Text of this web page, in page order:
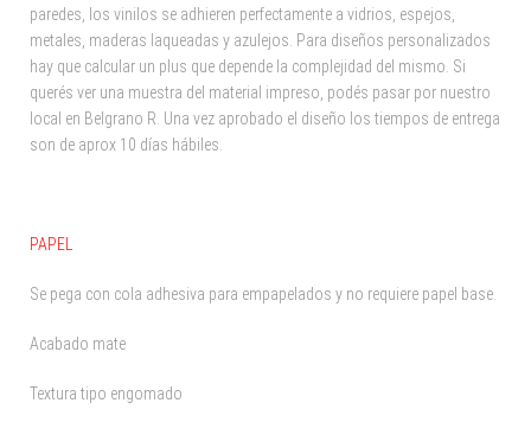
paredes, los vinilos se adhieren perfectamente a vidrios, espejos,
metales, maderas laqueadas y azulejos. Para diseños personalizados
hay que calcular un plus que depende la complejidad del mismo. Si
querés ver una muestra del material impreso, podés pasar por nuestro
local en Belgrano R. Una vez aprobado el diseño los tiempos de entrega
son de aprox 10 días hábiles.
PAPEL
Se pega con cola adhesiva para empapelados y no requiere papel base.
Acabado mate
Textura tipo engomado